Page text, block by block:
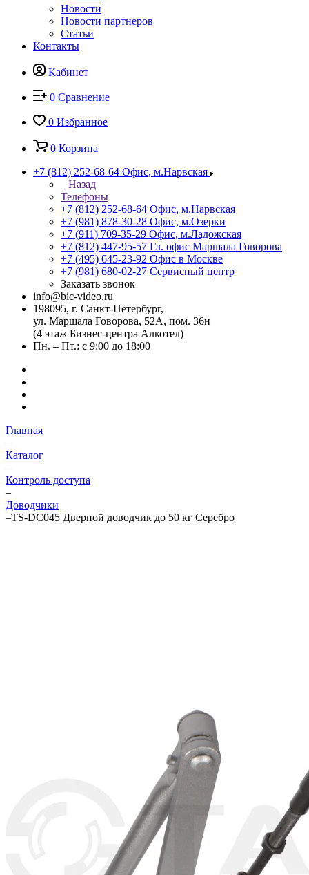
Новости
Новости партнеров
Статьи
Контакты
Кабинет
0 Сравнение
0 Избранное
0 Корзина
+7 (812) 252-68-64 Офис, м.Нарвская
Назад
Телефоны
+7 (812) 252-68-64 Офис, м.Нарвская
+7 (981) 878-30-28 Офис, м.Озерки
+7 (911) 709-35-29 Офис, м.Ладожская
+7 (812) 447-95-57 Гл. офис Маршала Говорова
+7 (495) 645-23-92 Офис в Москве
+7 (981) 680-02-27 Сервисный центр
Заказать звонок
info@bic-video.ru
198095, г. Санкт-Петербург,
ул. Маршала Говорова, 52А, пом. 36н
(4 этаж Бизнес-центра Алкотел)
Пн. – Пт.: с 9:00 до 18:00
Главная
–
Каталог
–
Контроль доступа
–
Доводчики
–TS-DC045 Дверной доводчик до 50 кг Серебро